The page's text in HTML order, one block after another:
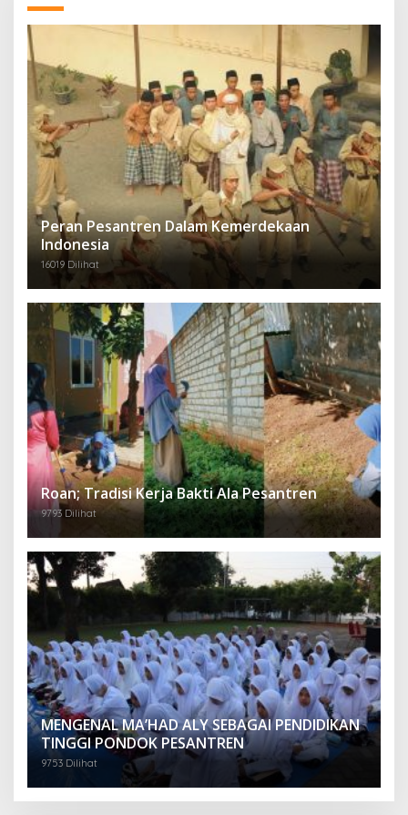
Peran Pesantren Dalam Kemerdekaan
Indonesia
16019 Dilihat
Roan; Tradisi Kerja Bakti Ala Pesantren
9793 Dilihat
MENGENAL MA’HAD ALY SEBAGAI PENDIDIKAN
TINGGI PONDOK PESANTREN
9753 Dilihat